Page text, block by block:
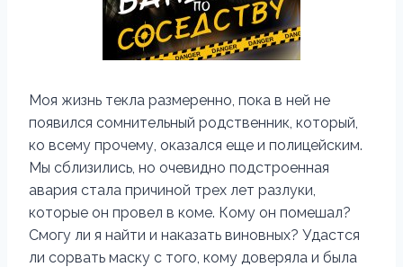
Моя жизнь текла размеренно, пока в ней не
появился сомнительный родственник, который,
ко всему прочему, оказался еще и полицейским.
Мы сблизились, но очевидно подстроенная
авария стала причиной трех лет разлуки,
которые он провел в коме. Кому он помешал?
Смогу ли я найти и наказать виновных? Удастся
ли сорвать маску с того, кому доверяла и была